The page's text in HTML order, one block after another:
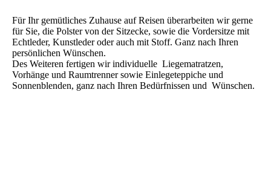
Für Ihr gemütliches Zuhause auf Reisen überarbeiten wir gerne
für Sie, die Polster von der Sitzecke, sowie die Vordersitze mit
Echtleder, Kunstleder oder auch mit Stoff. Ganz nach Ihren
persönlichen Wünschen.
Des Weiteren fertigen wir individuelle Liegematratzen,
Vorhänge und Raumtrenner sowie Einlegeteppiche und
Sonnenblenden, ganz nach Ihren Bedürfnissen und Wünschen.